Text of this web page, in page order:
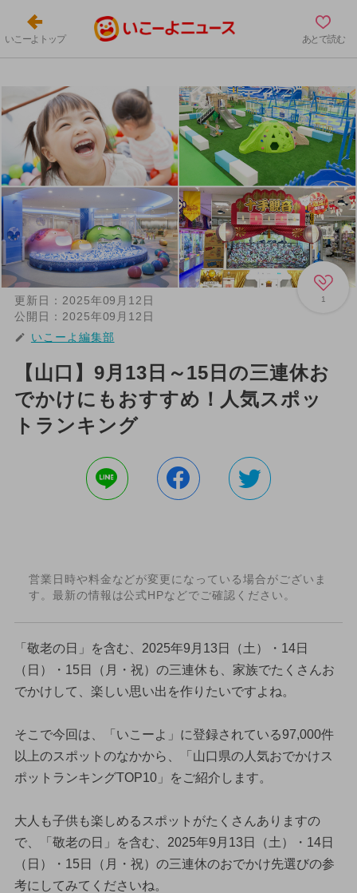
いこーよトップ あとで読む
1
更新日： 2025年09月12日
公開日： 2025年09月12日
いこーよ編集部
【山口】9月13日～15日の三連休お
でかけにもおすすめ！人気スポッ
トランキング
営業日時や料金などが変更になっている場合がございま
す。最新の情報は公式HPなどでご確認ください。
「敬老の日」を含む、2025年9月13日（土）・14日
（日）・15日（月・祝）の三連休も、家族でたくさんお
でかけして、楽しい思い出を作りたいですよね。
そこで今回は、「いこーよ」に登録されている97,000件
以上のスポットのなかから、「山口県の人気おでかけス
ポットランキングTOP10」をご紹介します。
大人も子供も楽しめるスポットがたくさんありますの
で、「敬老の日」を含む、2025年9月13日（土）・14日
（日）・15日（月・祝）の三連休のおでかけ先選びの参
考にしてみてくださいね。